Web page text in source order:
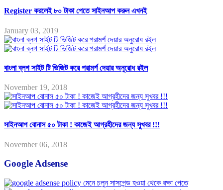
Register করলেই ৮০ টাকা পেতে সাইনআপ করুন এখনই
January 03, 2019
বাংলা ব্লগ সাইট টি ভিজিট করে পরামর্শ দেয়ার অনুরোধ রইল
November 19, 2018
সাইনআপ বোনাস ৫০ টাকা ! কাজেই আগ্রহীদের জন্য সুখবর !!!
November 06, 2018
Google Adsense